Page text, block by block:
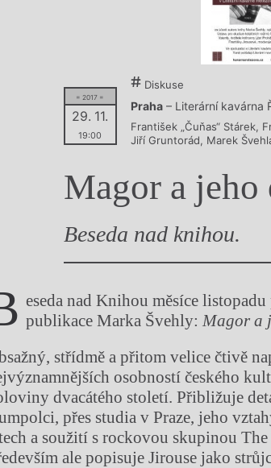
= 2017 =
29. 11.
19:00
Diskuse
Praha – Literární kavárna
František „Čuňas“ Stárek,
Jiří Gruntorád, Marek
Magor a jeho
Beseda nad knihou.
eseda nad Knihou měsíce
publikace Marka Švehly: Magor a
střídmě a přitom velice čtivě
osobností českého
dvacátého století. Přibližuje
přes studia v Praze, jeho
a soužití s rockovou skupinou
ale popisuje Jirouse jako